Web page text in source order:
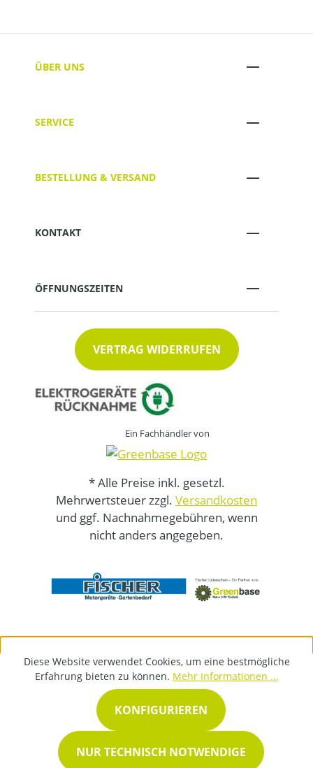
ÜBER UNS
SERVICE
BESTELLUNG & VERSAND
KONTAKT
ÖFFNUNGSZEITEN
VERTRAG WIDERRUFEN
Ein Fachhändler von
* Alle Preise inkl. gesetzl.
Mehrwertsteuer zzgl. Versandkosten
und ggf. Nachnahmegebühren, wenn
nicht anders angegeben.
Diese Website verwendet Cookies, um eine bestmögliche
Erfahrung bieten zu können. Mehr Informationen ...
NUR TECHNISCH NOTWENDIGE
KONFIGURIEREN